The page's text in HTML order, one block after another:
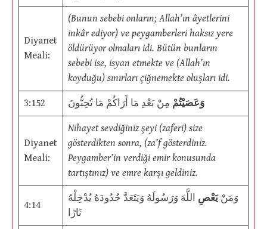
Diyanet
Meali:
(Bunun sebebi onların; Allah’ın âyetlerini
inkâr ediyor) ve peygamberleri haksız yere
öldürüyor olmaları idi. Bütün bunların
sebebi ise, isyan etmekte ve (Allah’ın
koyduğu) sınırları çiğnemekte oluşları idi.
3:152 وَعَصَيْتُمْ مِنْ بَعْدِ مَا أَرَاكُمْ مَا تُحِبُّونَ
Diyanet
Meali:
Nihayet sevdiğiniz şeyi (zaferi) size
gösterdikten sonra, (za’f gösterdiniz.
Peygamber’in verdiği emir konusunda
tartıştınız) ve emre karşı geldiniz.
4:14
وَمَنْيَعْصِ اللَّهَ وَرَسُولَهُ وَيَتَعَدَّ حُدُودَهُ يُدْخِلْهُ
نَارًا